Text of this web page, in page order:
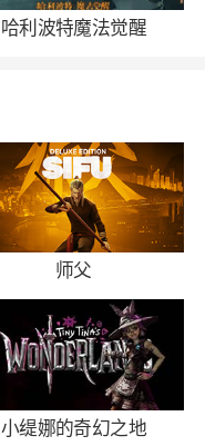
哈利波特魔法觉醒
师父
小缇娜的奇幻之地